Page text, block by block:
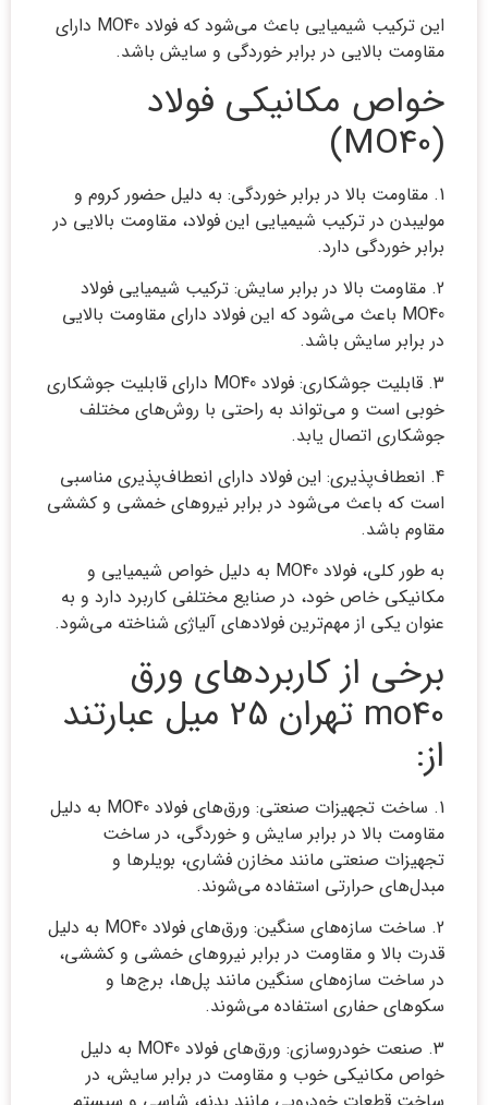
این ترکیب شیمیایی باعث می‌شود که فولاد MO40 دارای
مقاومت بالایی در برابر خوردگی و سایش باشد.
خواص مکانیکی فولاد
(MO40)
1. مقاومت بالا در برابر خوردگی: به دلیل حضور کروم و
مولیبدن در ترکیب شیمیایی این فولاد، مقاومت بالایی در
برابر خوردگی دارد.
2. مقاومت بالا در برابر سایش: ترکیب شیمیایی فولاد
MO40 باعث می‌شود که این فولاد دارای مقاومت بالایی
در برابر سایش باشد.
3. قابلیت جوشکاری: فولاد MO40 دارای قابلیت جوشکاری
خوبی است و می‌تواند به راحتی با روش‌های مختلف
جوشکاری اتصال یابد.
4. انعطاف‌پذیری: این فولاد دارای انعطاف‌پذیری مناسبی
است که باعث می‌شود در برابر نیروهای خمشی و کششی
مقاوم باشد.
به طور کلی، فولاد MO40 به دلیل خواص شیمیایی و
مکانیکی خاص خود، در صنایع مختلفی کاربرد دارد و به
عنوان یکی از مهم‌ترین فولادهای آلیاژی شناخته می‌شود.
برخی از کاربردهای ورق
mo40 تهران 25 میل عبارتند
از:
1. ساخت تجهیزات صنعتی: ورق‌های فولاد MO40 به دلیل
مقاومت بالا در برابر سایش و خوردگی، در ساخت
تجهیزات صنعتی مانند مخازن فشاری، بویلرها و
مبدل‌های حرارتی استفاده می‌شوند.
2. ساخت سازه‌های سنگین: ورق‌های فولاد MO40 به دلیل
قدرت بالا و مقاومت در برابر نیروهای خمشی و کششی،
در ساخت سازه‌های سنگین مانند پل‌ها، برج‌ها و
سکوهای حفاری استفاده می‌شوند.
3. صنعت خودروسازی: ورق‌های فولاد MO40 به دلیل
خواص مکانیکی خوب و مقاومت در برابر سایش، در